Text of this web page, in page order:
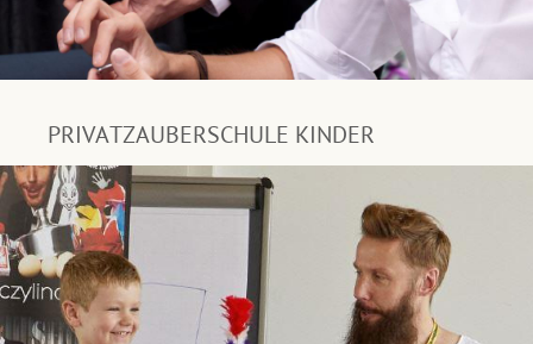
PRIVATZAUBERSCHULE KINDER